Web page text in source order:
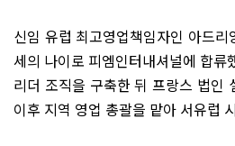
신임 유럽 최고영업책임자인 아드리
세의 나이로 피엠인터내셔널에 합류
리더 조직을 구축한 뒤 프랑스 법인
이후 지역 영업 총괄을 맡아 서유럽